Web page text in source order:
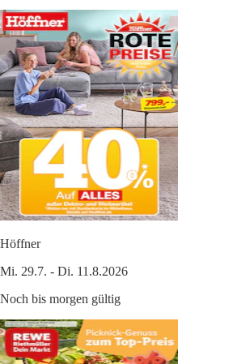
Höffner
Mi. 29.7. - Di. 11.8.2026
Noch bis morgen gültig